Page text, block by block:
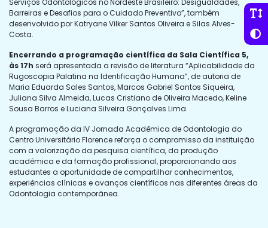
Barreiras e Desafios para o Cuidado Preventivo”, também
desenvolvido por Katryane Vilker Santos Oliveira e Silas Alves-
Costa.
Encerrando a programação científica da Sala Científica 5,
às 17h será apresentada a revisão de literatura “Aplicabilidade da
Rugoscopia Palatina na Identificação Humana”, de autoria de
Maria Eduarda Sales Santos, Marcos Gabriel Santos Siqueira,
Juliana Silva Almeida, Lucas Cristiano de Oliveira Macedo, Keline
Sousa Barros e Luciana Silveira Gonçalves Lima.
A programação da IV Jornada Acadêmica de Odontologia do
Centro Universitário Florence reforça o compromisso da instituição
com a valorização da pesquisa científica, da produção
acadêmica e da formação profissional, proporcionando aos
estudantes a oportunidade de compartilhar conhecimentos,
experiências clínicas e avanços científicos nas diferentes áreas da
Odontologia contemporânea.